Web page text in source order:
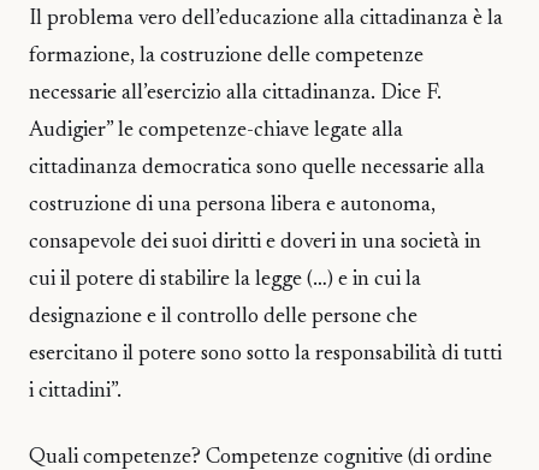
Il problema vero dell’educazione alla cittadinanza è la
formazione, la costruzione delle competenze
necessarie all’esercizio alla cittadinanza. Dice F.
Audigier” le competenze-chiave legate alla
cittadinanza democratica sono quelle necessarie alla
costruzione di una persona libera e autonoma,
consapevole dei suoi diritti e doveri in una società in
cui il potere di stabilire la legge (…) e in cui la
designazione e il controllo delle persone che
esercitano il potere sono sotto la responsabilità di tutti
i cittadini”.
Quali competenze? Competenze cognitive (di ordine